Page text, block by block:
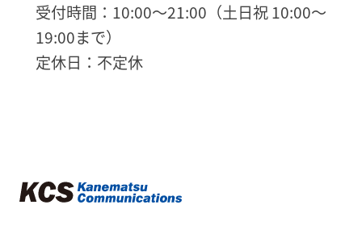
受付時間：10:00～21:00（土日祝 10:00～
19:00まで）
定休日：不定休